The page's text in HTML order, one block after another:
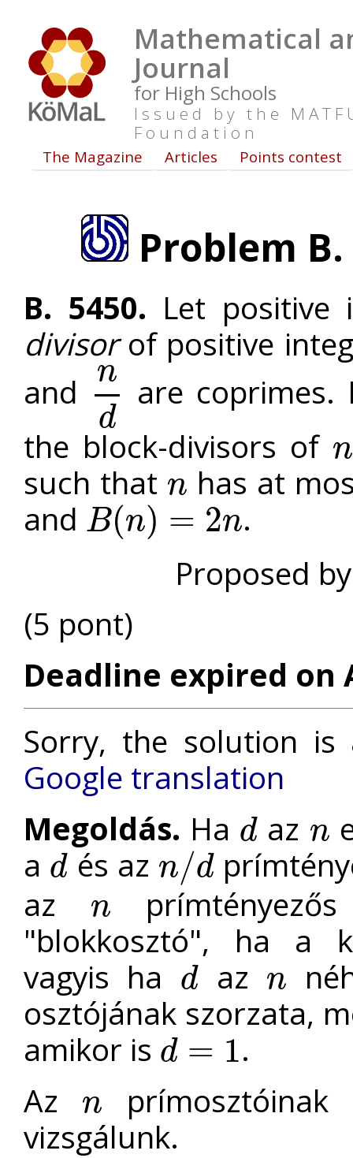
Mathematical
Journal
for High Schools
Issued by the
Foundation
The Magazine Articles Points contest
Problem B.
B. 5450. Let
divisorof positive
and
n
d
nd
are
the block-divisors of n
n
such that n
n
has at
and B(n) = 2n
B(n) = 2n
.
Proposed
(5 pont)
Deadline expired on
Sorry, the solution is
Google translation
Megoldás. Ha d
d az n
n
a d
d és az n/d
n/d
az
n
n
"blokkosztó", ha a
vagyis ha
d
d az n
n
osztójának szorzata,
amikor is d = 1
d=
.
Az
n
n
vizsgálunk.